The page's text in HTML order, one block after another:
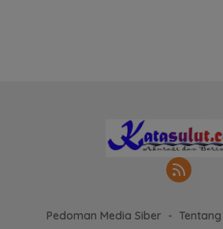
Pedoman Media Siber